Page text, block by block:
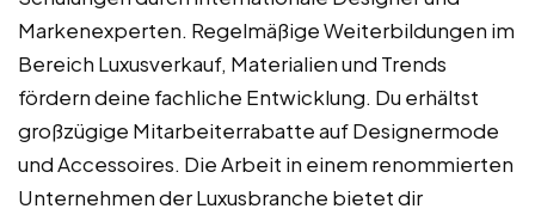
Markenexperten. Regelmäßige Weiterbildungen im
Bereich Luxusverkauf, Materialien und Trends
fördern deine fachliche Entwicklung. Du erhältst
großzügige Mitarbeiterrabatte auf Designermode
und Accessoires. Die Arbeit in einem renommierten
Unternehmen der Luxusbranche bietet dir